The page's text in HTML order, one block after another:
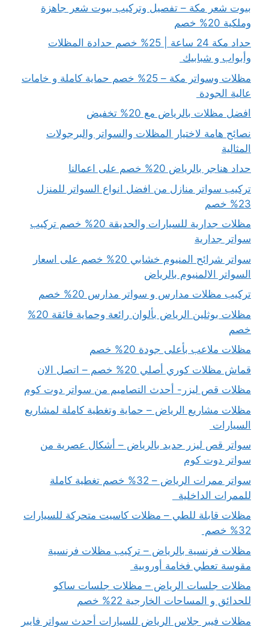
بيوت شعر مكة – تفصيل وتركيب بيوت شعر جاهزة
وملكية 20% خصم
حداد مكة 24 ساعة | 25% خصم حدادة المظلات
وأبواب و شبابيك
مظلات وسواتر مكة – 25% خصم حماية كاملة و خامات
عالية الجودة
افضل مظلات بالرياض مع 20% تخفيض
نصائح هامة لاختيار المظلات والسواتر والبرجولات
المثالية
حداد هناجر بالرياض 20% خصم على اعمالنا
تركيب سواتر منازل من افضل انواع السواتر للمنزل
23% خصم
مظلات جدارية للسيارات والحديقة 20% خصم تركيب
سواتر جدارية
سواتر شرائح المنيوم خشابي 20% خصم على اسعار
السواتر الالمنيوم بالرياض
تركيب مظلات مدارس و سواتر مدارس 20% خصم
مظلات بوثلين الرياض بألوان رائعة وحماية فائقة 20%
خصم
مظلات ملاعب بأعلى جودة 20% خصم
قماش مظلات كوري أصلي 20% خصم – اتصل الان
مظلات قص ليزر- أحدث التصاميم من سواتر دوت كوم
مظلات مشاريع الرياض – حماية وتغطية كاملة لمشاريع
السيارات
سواتر قص ليزر حديد بالرياض – أشكال عصرية من
سواتر دوت كوم
سواتر ممرات الرياض – 32% خصم تغطية كاملة
للممرات الداخلية
مظلات قابلة للطي – مظلات كاسيت متحركة للسيارات
32% خصم
مظلات فرنسية بالرياض – تركيب مظلات فرنسية
مقوسة تعطي فخامة أوروبية
مظلات جلسات الرياض – مظلات جلسات ساكو
للحدائق و المساحات الخارجية 22% خصم
مظلات فيبر جلاس الرياض للسيارات أحدث سواتر فايبر